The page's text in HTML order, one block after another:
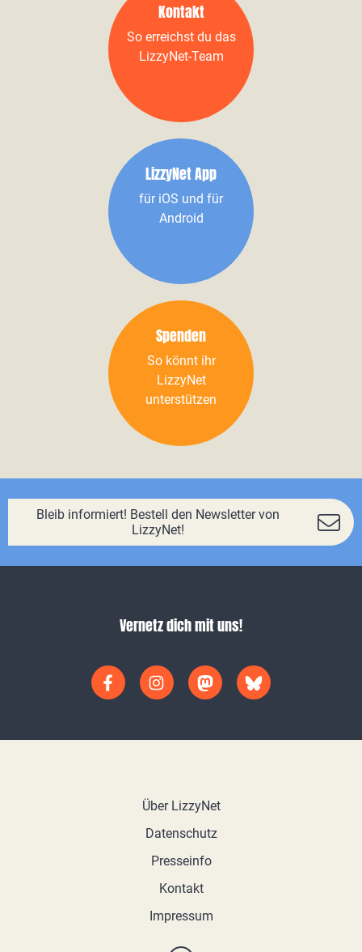
Kontakt
So erreichst du das
LizzyNet-Team
LizzyNet App
für iOS und für
Android
Spenden
So könnt ihr
LizzyNet
unterstützen
Bleib informiert! Bestell den Newsletter von
LizzyNet!
Vernetz dich mit uns!
Über LizzyNet
Datenschutz
Presseinfo
Kontakt
Impressum